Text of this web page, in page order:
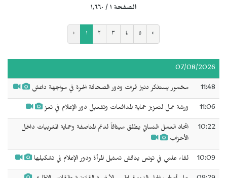
الصفحة ١ / ١٬٦٦٠
‹ ١ ٢ ٣ ٤ ٥ ›
07/08/2026
11:48 مخمور يستذكر دنيز فرات ودور الصحافة الحرة في مواجهة داعش
11:06 ورشة عمل لتعزيز حماية المدافعات وتفعيل دور الإعلام في تعز
10:22
اتحاد العمل النسائي يطلق ميثاقاً لدعم المناصفة وحماية المغربيات داخل
الأحزاب
10:09 لقاء علمي في تونس يناقش تمثيل المرأة ودور الإعلام في تشكيلها